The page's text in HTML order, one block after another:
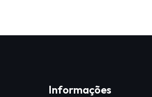
Informações